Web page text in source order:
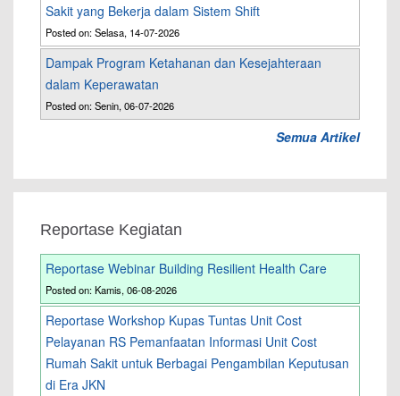
Sakit yang Bekerja dalam Sistem Shift
Posted on: Selasa, 14-07-2026
Dampak Program Ketahanan dan Kesejahteraan
dalam Keperawatan
Posted on: Senin, 06-07-2026
Semua Artikel
Reportase Kegiatan
Reportase Webinar Building Resilient Health Care
Posted on: Kamis, 06-08-2026
Reportase Workshop Kupas Tuntas Unit Cost
Pelayanan RS Pemanfaatan Informasi Unit Cost
Rumah Sakit untuk Berbagai Pengambilan Keputusan
di Era JKN